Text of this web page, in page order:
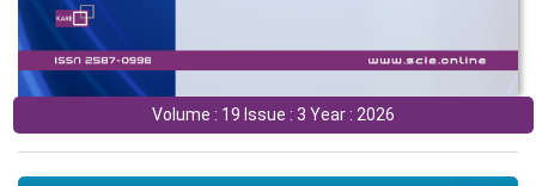
Volume : 19 Issue : 3 Year : 2026